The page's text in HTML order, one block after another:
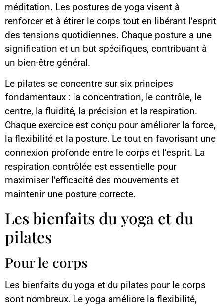
méditation. Les postures de yoga visent à
renforcer et à étirer le corps tout en libérant l’esprit
des tensions quotidiennes. Chaque posture a une
signification et un but spécifiques, contribuant à
un bien-être général.
Le pilates se concentre sur six principes
fondamentaux : la concentration, le contrôle, le
centre, la fluidité, la précision et la respiration.
Chaque exercice est conçu pour améliorer la force,
la flexibilité et la posture. Le tout en favorisant une
connexion profonde entre le corps et l’esprit. La
respiration contrôlée est essentielle pour
maximiser l’efficacité des mouvements et
maintenir une posture correcte.
Les bienfaits du yoga et du
pilates
Pour le corps
Les bienfaits du yoga et du pilates pour le corps
sont nombreux. Le yoga améliore la flexibilité,